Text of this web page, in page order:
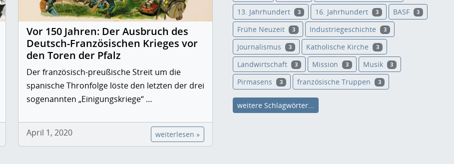
Vor 150 Jahren: Der Ausbruch des
Deutsch-Französischen Krieges vor
den Toren der Pfalz
Der französisch-preußische Streit um die
spanische Thronfolge löste den letzten der drei
sogenannten „Einigungskriege“ …
April 1, 2020 weiterlesen »
13. Jahrhundert 3 16. Jahrhundert 3 BASF 3
Frühe Neuzeit 3 Industriegeschichte 3
Journalismus 3 Katholische Kirche 3
Landwirtschaft 3 Mission 3 Musik 3
Pirmasens 3 französische Truppen 3
weitere Schlagwörter...